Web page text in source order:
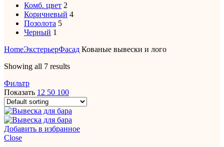
Комб. цвет 2
Коричневый 4
Позолота 5
Черный 1
HomeЭкстерьерФасад Кованые вывески и лого
Showing all 7 results
Фильтр
Показать 12 50 100
Добавить в избранное
Close